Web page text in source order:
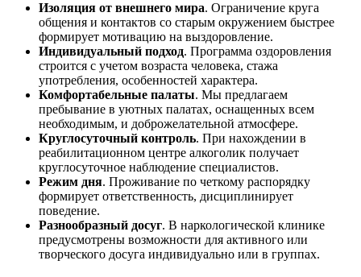
Изоляция от внешнего мира. Ограничение круга
общения и контактов со старым окружением быстрее
формирует мотивацию на выздоровление.
Индивидуальный подход. Программа оздоровления
строится с учетом возраста человека, стажа
употребления, особенностей характера.
Комфортабельные палаты. Мы предлагаем
пребывание в уютных палатах, оснащенных всем
необходимым, и доброжелательной атмосфере.
Круглосуточный контроль. При нахождении в
реабилитационном центре алкоголик получает
круглосуточное наблюдение специалистов.
Режим дня. Проживание по четкому распорядку
формирует ответственность, дисциплинирует
поведение.
Разнообразный досуг. В наркологической клинике
предусмотрены возможности для активного или
творческого досуга индивидуально или в группах.